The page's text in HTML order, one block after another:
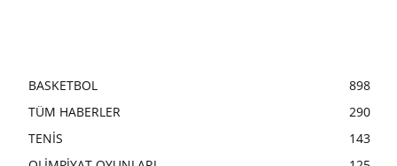
BASKETBOL
898
TÜM HABERLER
290
TENİS
143